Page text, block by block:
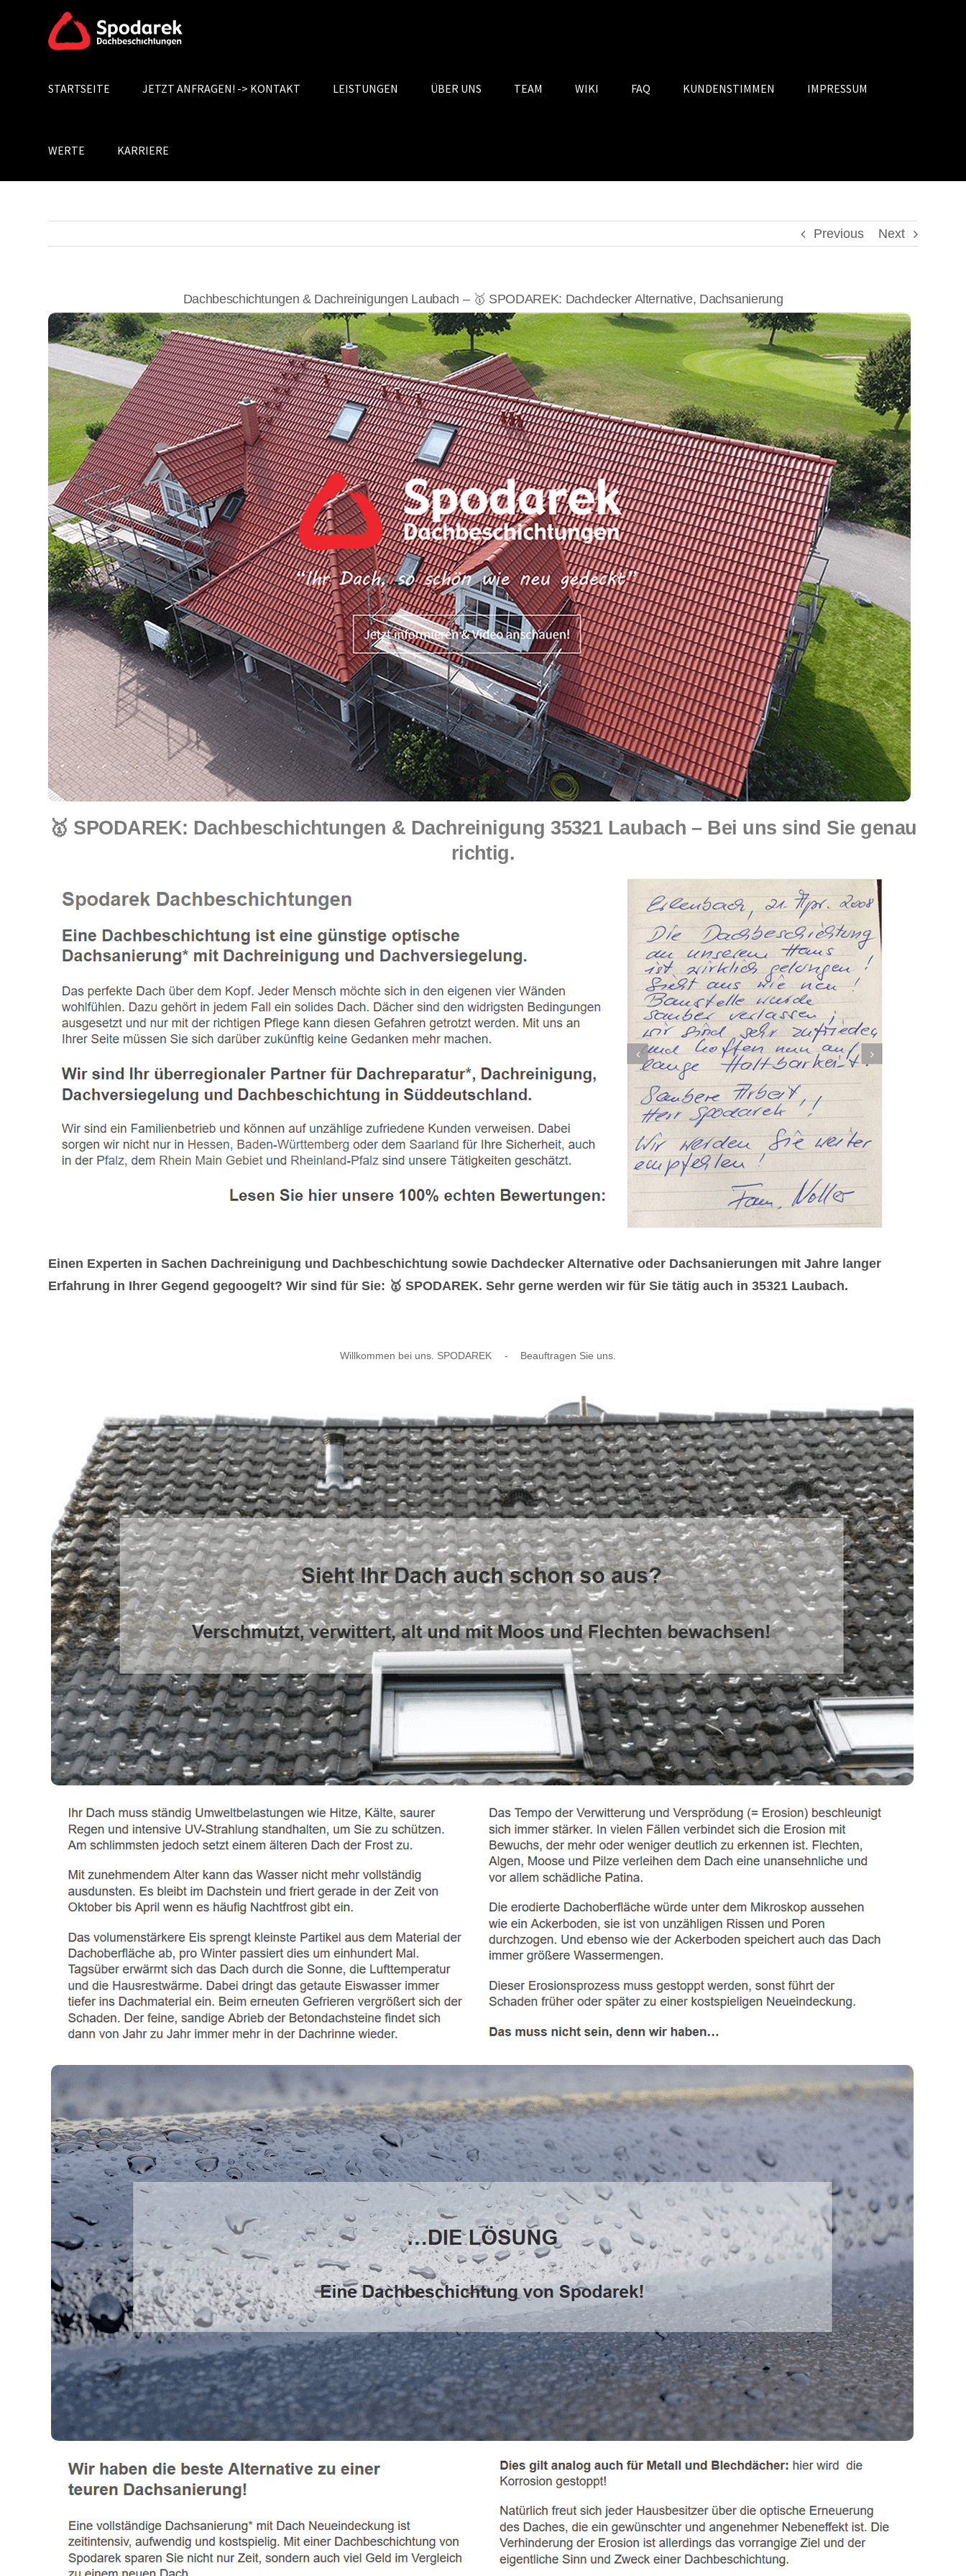
Search
STARTSEITE JETZT ANFRAGEN! -> KONTAKT LEISTUNGEN ÜBER UNS TEAM WIKI FAQ KUNDENSTIMMEN IMPRESSUM
WERTE KARRIERE
Previous Next
Dachbeschichtungen & Dachreinigungen Laubach – 🥇 SPODAREK: Dachdecker Alternative, Dachsanierung
🥇 SPODAREK: Dachbeschichtungen & Dachreinigung 35321 Laubach – Bei uns sind Sie genau
richtig.
Einen Experten in Sachen Dachreinigung und Dachbeschichtung sowie Dachdecker Alternative oder Dachsanierungen mit Jahre langer
Erfahrung in Ihrer Gegend gegoogelt? Wir sind für Sie: 🥇 SPODAREK. Sehr gerne werden wir für Sie tätig auch in 35321 Laubach.
Willkommen bei uns. SPODAREK - Beauftragen Sie uns.